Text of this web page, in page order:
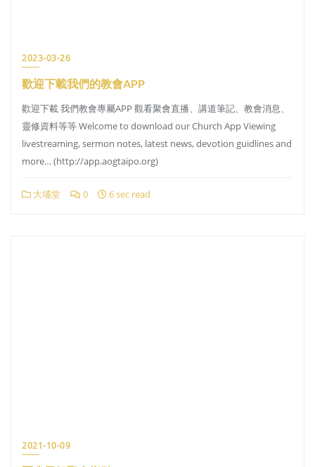
2023-03-26
歡迎下載我們的教會APP
歡迎下載 我們教會專屬APP 觀看聚會直播、講道筆記、教會消息、
靈修資料等等 Welcome to download our Church App Viewing
livestreaming, sermon notes, latest news, devotion guidlines and
more… (http://app.aogtaipo.org)
大埔堂 0 6 sec read
2021-10-09